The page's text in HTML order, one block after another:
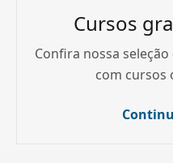
Cursos
Confira nossa
com cursos